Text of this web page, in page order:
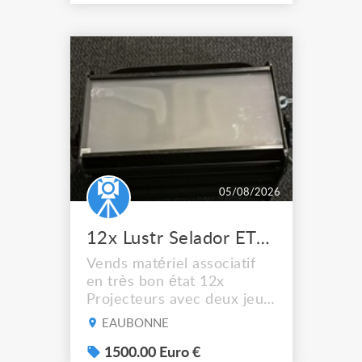
possible.
05/08/2026
12x Lustr Selador ETC Led 7x colors filtres
Vends matériel associatif
en très bon état 12x
Projecteurs avec deux jeux
de filtre filtre Lustr Selador
system – seven colour
EAUBONNE
1500.00 Euro €